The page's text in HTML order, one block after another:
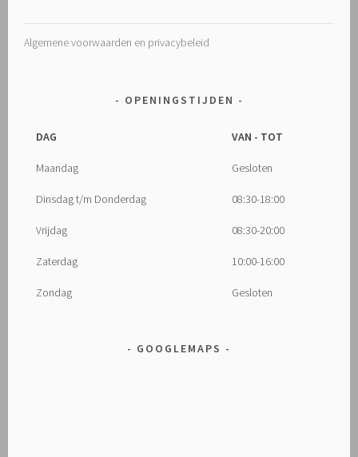
Algemene voorwaarden en privacybeleid
OPENINGSTIJDEN
DAG VAN - TOT
Maandag Gesloten
Dinsdag t/m Donderdag 08:30-18:00
Vrijdag 08:30-20:00
Zaterdag 10:00-16:00
Zondag Gesloten
GOOGLEMAPS